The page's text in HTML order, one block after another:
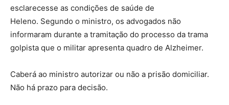
esclarecesse as condições de saúde de
Heleno. Segundo o ministro, os advogados não
informaram durante a tramitação do processo da trama
golpista que o militar apresenta quadro de Alzheimer.
Caberá ao ministro autorizar ou não a prisão domiciliar.
Não há prazo para decisão.